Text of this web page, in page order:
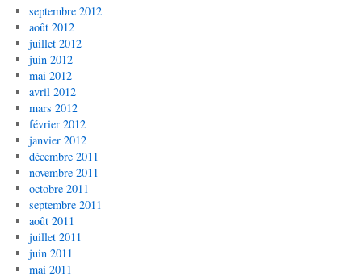
septembre 2012
août 2012
juillet 2012
juin 2012
mai 2012
avril 2012
mars 2012
février 2012
janvier 2012
décembre 2011
novembre 2011
octobre 2011
septembre 2011
août 2011
juillet 2011
juin 2011
mai 2011